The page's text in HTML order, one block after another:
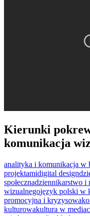
Kierunki
komunikacja
analityka i komunikacja w
projektamidigital design
społecznadziennikarstwo i
wizualnegojęzyk polski w
promocyjna i kryzysowa
kulturowakultura w